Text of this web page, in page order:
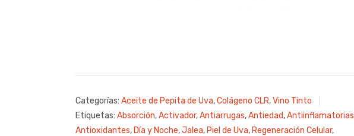
Categorías: Aceite de Pepita de Uva,Colágeno CLR,Vino Tinto
Etiquetas: Absorción,Activador,Antiarrugas,Antiedad,Antiinflamatorias
Antioxidantes, Día y Noche,Jalea, Piel de Uva, Regeneración Celular,